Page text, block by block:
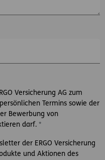
Versicherung AG zum
Termins sowie der
Bewerbung von
darf. *
der ERGO Versicherung
und Aktionen des